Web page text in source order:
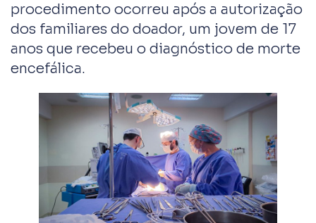
procedimento ocorreu após a autorização
dos familiares do doador, um jovem de 17
anos que recebeu o diagnóstico de morte
encefálica.